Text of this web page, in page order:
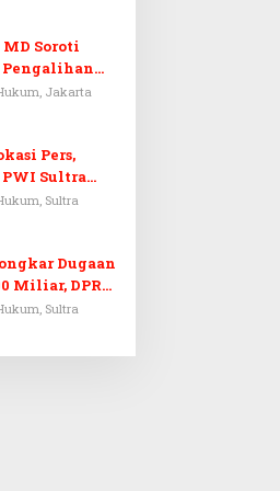
Soroti
Tersangka
Jakarta
Pers,
Sultra
Menjadi
Sultra
Dugaan
Miliar, DPRD
Sultra